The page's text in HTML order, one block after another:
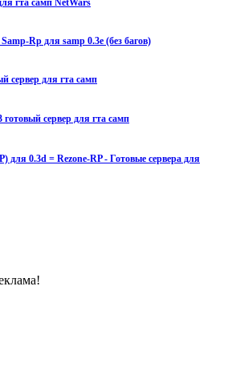
гта самп NetWars
Rp для samp 0.3e (без багов)
сервер для гта самп
сервер для гта самп
для 0.3d = Rezone-RP - Готовые сервера для